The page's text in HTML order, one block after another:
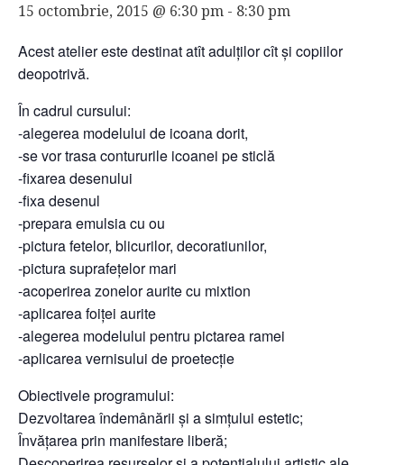
15 octombrie, 2015 @ 6:30 pm - 8:30 pm
Acest atelier este destinat atît adulților cît și copiilor
deopotrivă.
În cadrul cursului:
-alegerea modelului de icoana dorit,
-se vor trasa contururile icoanei pe sticlă
-fixarea desenului
-fixa desenul
-prepara emulsia cu ou
-pictura fetelor, blicurilor, decoratiunilor,
-pictura suprafețelor mari
-acoperirea zonelor aurite cu mixtion
-aplicarea foiței aurite
-alegerea modelului pentru pictarea ramei
-aplicarea vernisului de proetecție
Obiectivele programului:
Dezvoltarea îndemânării și a simțului estetic;
Învățarea prin manifestare liberă;